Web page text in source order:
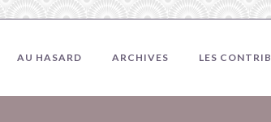
AU HASARD ARCHIVES LES